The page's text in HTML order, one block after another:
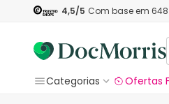
4,5/5 Com base em 648
Categorias
Ofertas